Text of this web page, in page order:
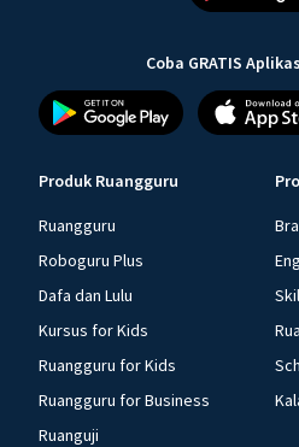
Coba GRATIS
Produk Ruangguru
Ruangguru
Roboguru Plus
Dafa dan Lulu
Kursus for Kids
Ruangguru for Kids
Ruangguru for Business
Ruanguji